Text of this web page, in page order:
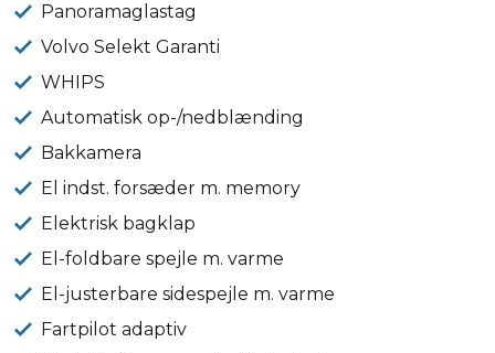
Panoramaglastag
Volvo Selekt Garanti
WHIPS
Automatisk op-/nedblænding
Bakkamera
El indst. forsæder m. memory
Elektrisk bagklap
El-foldbare spejle m. varme
El-justerbare sidespejle m. varme
Fartpilot adaptiv